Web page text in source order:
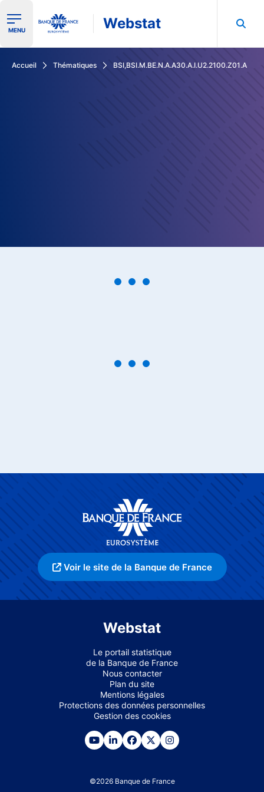
Ouvrir le menu de navigation
MENU Webstat
Accueil Thématiques BSI,BSI.M.BE.N.A.A30.A.I.U2.2100.Z01.A
Voir le site de la Banque de France
Webstat
Le portail statistique
de la Banque de France
Nous contacter
Plan du site
Mentions légales
Protections des données personnelles
Gestion des cookies
©2026 Banque de France